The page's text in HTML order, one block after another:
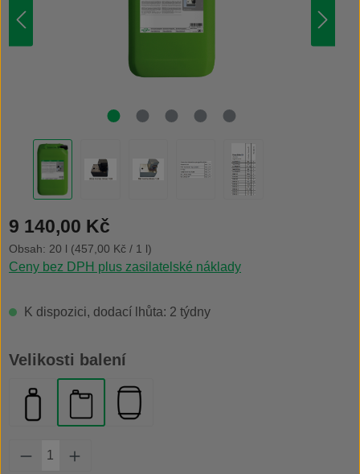
Běžná cena:
9 140,00 Kč
Obsah: 20 l (457,00 Kč / 1 l)
Ceny bez DPH plus zasilatelské náklady
K dispozici, dodací lhůta: 2 týdny
Vyberte
Velikosti balení
plastová láhev 1 l
kanystr 20 lplastový sud 200 l
Množství produktu: Zadejte požadované